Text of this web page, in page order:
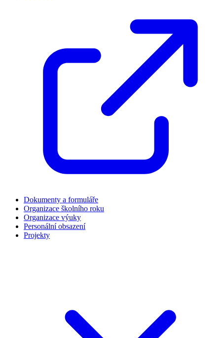
Dokumenty a formuláře
Organizace školního roku
Organizace výuky
Personální obsazení
Projekty